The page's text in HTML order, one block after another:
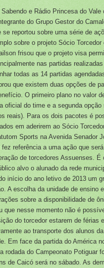
e Rádio Princesa do
do Grupo Gestor do
se reportou sobre uma série de
sobre o projeto Sócio
frisou que o projeto visa
nas partidas
todas as 14 partidas
que existem duas opções de
O primeiro plano no valor
oficial do time e a segunda
reais). Para os dois pacotes é
em aderirem ao Sócio
Sports na Avenida Senador
fez referência a uma ação que
de torcedores Assuenses. É
alvo o alunado da rede
início do ano letivo de 2013 um
A escolha da unidade de
sobre a disponibilidade de
que nesse momento não é
do torcedor estarem de férias
ao transporte dos alunos
Em face da partida do América
rodada do Campeonato Potiguar
de Caicó será no sábado. As